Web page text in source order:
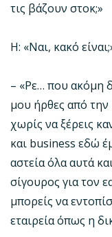
τις βάζουν στοκ;»
Η: «Ναι, κακό
– «Ρε… που ακόμη
μου ήρθες από την
χωρίς να ξέρεις
και business εδώ
αστεία όλα αυτά
σίγουρος για τον
μπορείς να
εταιρεία όπως η